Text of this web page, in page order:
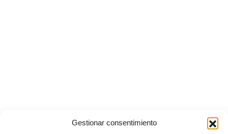
Gestionar consentimiento